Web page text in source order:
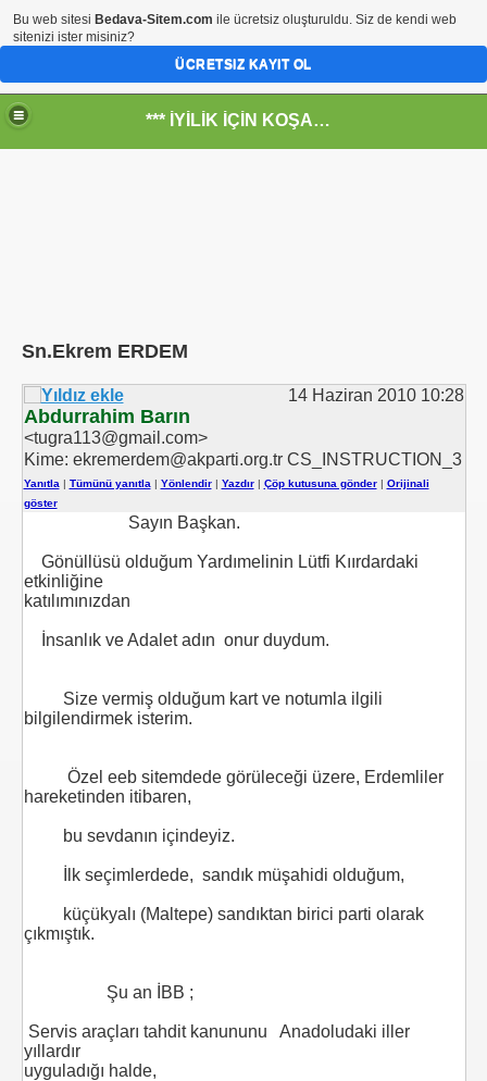
*** İYİLİK İÇİN KOŞANLARIN YERİ***
Sn.Ekrem ERDEM
Abdurrahim Barın
<tugra113@gmail.com>
14 Haziran 2010 10:28
Kime: ekremerdem@akparti.org.tr CS_INSTRUCTION_3
Yanıtla | Tümünü yanıtla | Yönlendir| Yazdır| Çöp kutusuna gönder| Orijinali
göster
Sayın Başkan.
Gönüllüsü olduğum Yardımelinin Lütfi Kıırdardaki
etkinliğine
katılımınızdan
İnsanlık ve Adalet adın onur duydum.
Size vermiş olduğum kart ve notumla ilgili
bilgilendirmek isterim.
Özel eeb sitemdede görüleceği üzere, Erdemliler
hareketinden itibaren,
bu sevdanın içindeyiz.
İlk seçimlerdede, sandık müşahidi olduğum,
küçükyalı (Maltepe) sandıktan birici parti olarak
çıkmıştık.
Şu an İBB ;
Servis araçları tahdit kanununu Anadoludaki iller
yıllardır
uyguladığı halde,
TOPKAR
Ne Yapar---
AÇTINIZMI?
Bu web sitesi Bedava-Sitem.com ile ücretsiz oluşturuldu. Siz de kendi web
sitenizi ister misiniz?
ÜCRETSIZ KAYIT OL